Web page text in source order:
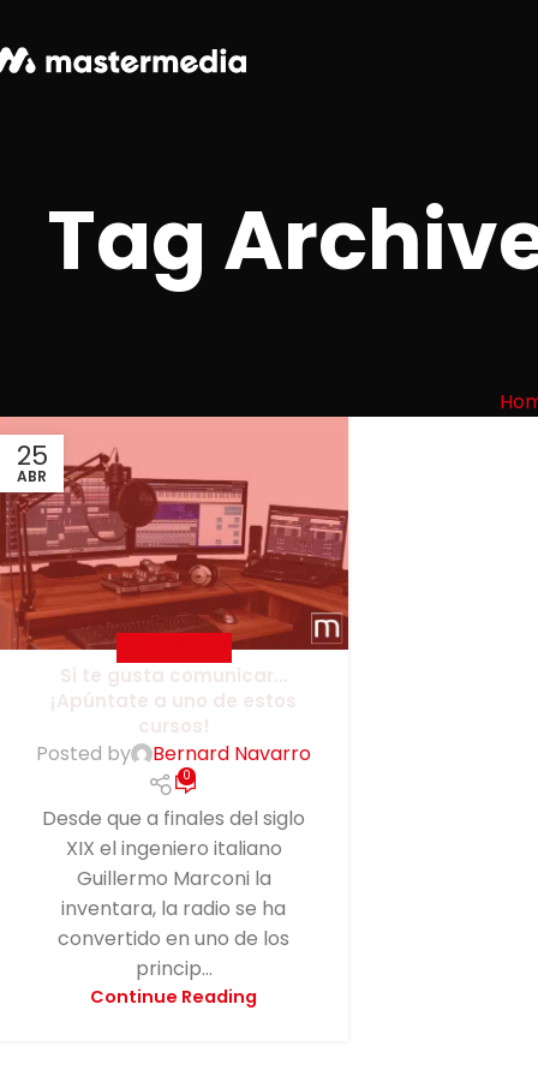
Tag
25
ABR
MASTERMEDIA
Posted by Bernard Navarro
0
Desde que a finales del siglo
XIX el ingeniero italiano
Guillermo Marconi la
inventara, la radio se ha
convertido en uno de los
princip...
Continue Reading